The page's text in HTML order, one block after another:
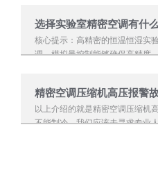
选择实验室精密空调有什
核心提示：高精密的恒温恒湿实
调，模拟量控制能够确保高精度
精密空调压缩机高压报警
以上介绍的就是精密空调压缩机
不能制冷，我们应该去寻求专业